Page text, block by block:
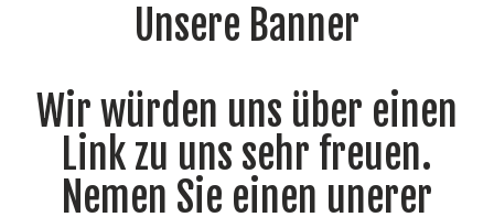
Unsere Banner
Wir würden uns über einen
Link zu uns sehr freuen.
Nemen Sie einen unerer